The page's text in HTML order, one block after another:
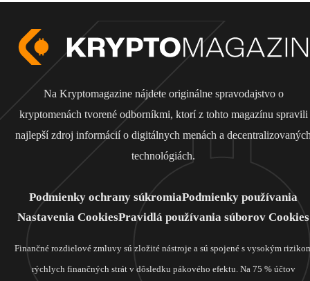
Na Kryptomagazine nájdete originálne spravodajstvo o
kryptomenách tvorené odborníkmi, ktorí z tohto magazínu spravili
najlepší zdroj informácií o digitálnych menách a
technológiách.
Podmienky ochrany súkromiaPodmienky používania
Nastavenia CookiesPravidlá používania súborov Cookies
Finančné rozdielové zmluvy sú zložité nástroje a sú spojené s vysokým
rýchlych finančných strát v dôsledku pákového efektu. Na 75 % účtov